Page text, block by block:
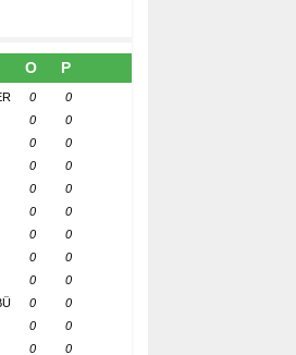
O P
0
0
0
0
0
0
0
0
0
0
0
0
0
0
0
0
0
0
0
0
0
0
0
0